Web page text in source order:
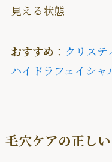
見える状態
おすすめ ： クリステ
ハイドラフェイシャ
毛穴ケアの正し